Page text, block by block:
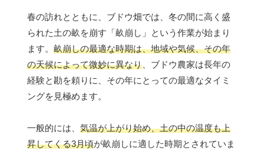
春の訪れとともに、ブドウ畑では、冬の間に高く盛
られた土の畝を崩す「畝崩し」という作業が始まり
ます。 畝崩しの最適な時期は、地域や気候、その年
の天候によって微妙に異なり 、ブドウ農家は長年の
経験と勘を頼りに、その年にとっての最適なタイミ
ングを見極めます。
一般的には、 気温が上がり始め、土の中の温度も上
昇してくる3月頃が畝崩しに適した時期とされていま